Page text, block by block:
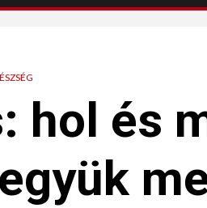
hol és